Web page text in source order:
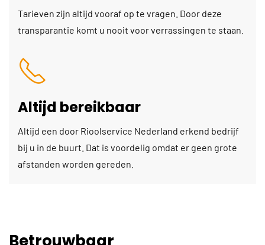
Tarieven zijn altijd vooraf op te vragen. Door deze
transparantie komt u nooit voor verrassingen te staan.
Altijd bereikbaar
Altijd een door Rioolservice Nederland erkend bedrijf
bij u in de buurt. Dat is voordelig omdat er geen grote
afstanden worden gereden.
Betrouwbaar